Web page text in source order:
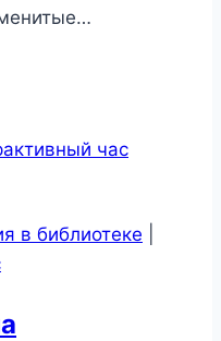
в библиотеке